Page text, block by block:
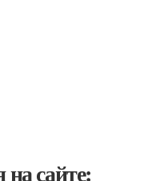
сайте: